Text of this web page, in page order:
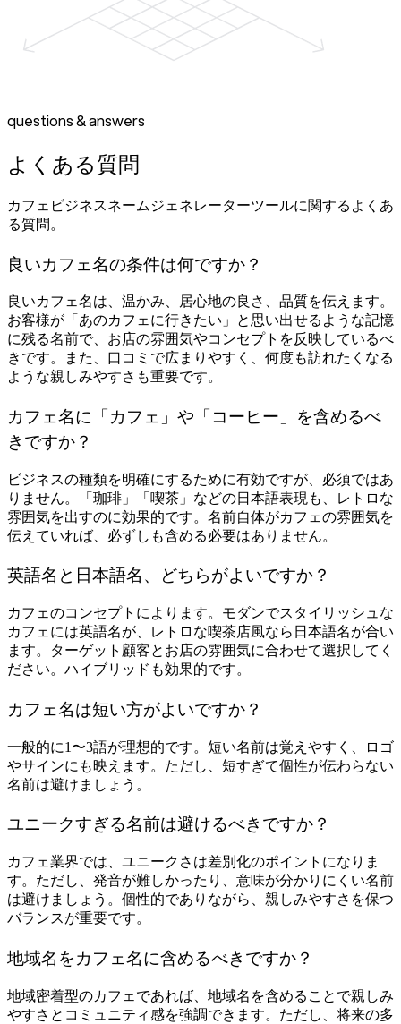
questions & answers
よくある質問
カフェビジネスネームジェネレーターツールに関するよくあ
る質問。
良いカフェ名の条件は何ですか？
良いカフェ名は、温かみ、居心地の良さ、品質を伝えます。
お客様が「あのカフェに行きたい」と思い出せるような記憶
に残る名前で、お店の雰囲気やコンセプトを反映しているべ
きです。また、口コミで広まりやすく、何度も訪れたくなる
ような親しみやすさも重要です。
カフェ名に「カフェ」や「コーヒー」を含めるべ
きですか？
ビジネスの種類を明確にするために有効ですが、必須ではあ
りません。「珈琲」「喫茶」などの日本語表現も、レトロな
雰囲気を出すのに効果的です。名前自体がカフェの雰囲気を
伝えていれば、必ずしも含める必要はありません。
英語名と日本語名、どちらがよいですか？
カフェのコンセプトによります。モダンでスタイリッシュな
カフェには英語名が、レトロな喫茶店風なら日本語名が合い
ます。ターゲット顧客とお店の雰囲気に合わせて選択してく
ださい。ハイブリッドも効果的です。
カフェ名は短い方がよいですか？
一般的に1〜3語が理想的です。短い名前は覚えやすく、ロゴ
やサインにも映えます。ただし、短すぎて個性が伝わらない
名前は避けましょう。
ユニークすぎる名前は避けるべきですか？
カフェ業界では、ユニークさは差別化のポイントになりま
す。ただし、発音が難しかったり、意味が分かりにくい名前
は避けましょう。個性的でありながら、親しみやすさを保つ
バランスが重要です。
地域名をカフェ名に含めるべきですか？
地域密着型のカフェであれば、地域名を含めることで親しみ
やすさとコミュニティ感を強調できます。ただし、将来の多